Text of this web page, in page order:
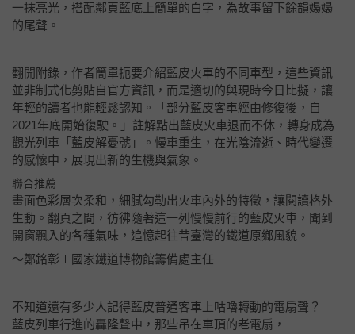
一抹亮光，搭配鄰頁藍底上簡單的白字，為故事留下餘韻嬝嬝
的尾聲。
翻開附錄，作者簡單扼要介紹藍皮火車的不同車型，這些資訊
並非制式化剪貼自官方資訊，而是適切的與現時今日比擬，讓
年輕的讀者也能輕鬆認知。「部分藍皮客車經由修復後，自
2021年底開始復駛。」註解點出藍皮火車退而不休，轉身成為
觀光列車「藍皮解憂號」。慢車重生，在光陰流逝、時代變遷
的感懷中，展現出新的生機與氣象。
聯合推薦
畫面色彩層次柔和，細膩勾勒出火車內外的特徵，讓閱讀格外
生動。翻頁之間，彷彿隨著這一列慢慢前行的藍皮火車，聞到
開窗飄入的各種氣味，追憶起往昔臺灣的鐵道原鄉風貌。
～鄭銘彰∣國家鐵道博物館籌備處主任
不知道還有多少人記得藍皮普通客車上咕嚕轉動的電扇聲？
藍皮列車行進的轟隆聲中，那些吊在車頂的老電扇，